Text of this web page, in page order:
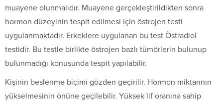
muayene olunmalıdır. Muayene gerçekleştirildikten sonra
hormon düzeyinin tespit edilmesi için östrojen testi
uygulanmaktadır. Erkeklere uygulanan bu test Östradiol
testidir. Bu testle birlikte östrojen bazlı tümörlerin bulunup
bulunmadığı konusunda tespit yapılabilir.
Kişinin beslenme biçimi gözden geçirilir. Hormon miktarının
yükselmesinin önüne geçilebilir. Yüksek lif oranına sahip